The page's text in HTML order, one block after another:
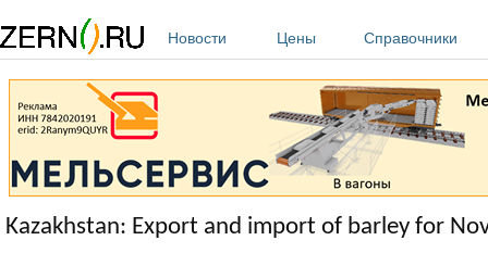
Новости
Цены Справочники
Kazakhstan: Export and import of barley for